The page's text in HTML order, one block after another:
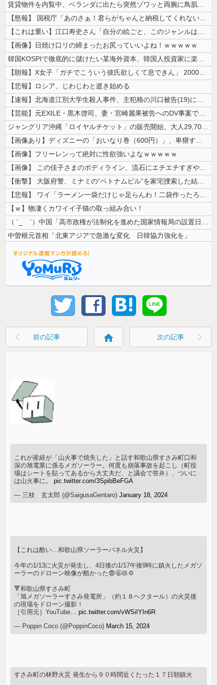
賃貸物件を内覧中、ベランダに出たら突然ゾワッと両腕に鳥肌が出た。「やっ...
【怒報】 国税庁「あのさぁ！君らがちゃんと納税してくれないとこうなっち...
【これは重い】江口寿史さん「自分の絵ごと、このジャンルはそろそろ終わり...
【画像】日焼け口リの締まったお尻っていいよね！ｗｗｗｗｗ
韓国KOSPIで徹底的に儲けたい某海外資本、韓国人投資家に楽観的すぎる...
【朗報】X女子「ガチでこういう彼氏欲しくて息できん」 2000万バズ
【悲報】ロシア、じわじわと逝き始める
【速報】北海道江別大学生殺人事件、主犯格の川口被告(19)に無期懲役の...
【芸能】元EXILE・黒木啓司、妻・宮崎麗果被告へのDV事案で逮捕され...
ジャングリア沖縄「ロイヤルチケット」の販売開始、大人29,700円にｗ...
【画像あり】ディズニーの「おいなり巻（600円）」、卑猥すぎて賛否両論...
【画像】フリーレンって絶対に性欲強いよなｗｗｗｗｗ
【画像】 この佳子さまのボディライン、流石にエチエチすぎやろ！
【衝撃】 大阪府警、ミナミの“ベトナムビル”を家宅捜索した結果・・・・...
【悲報】 ワイ「ラーメン一袋だけじゃ足らんわ！二袋作ったろ！」→結果ｗ...
【ｗ】物凄くカワイイ子猫の取っ組み合い！
（ ´_ゝ`）中国「高市政権が法制化を進めた国家情報局の設置日が7月3...
中曽根元首相「北東アジアで急激な変化 日韓協力強化を」
前の記事 home 次の記事
これが産経が「山火事で焼失した」と話す和歌山県すさみ町口和
深の旭電業に係るメガソーラー。何度も崩落事故を起こし（町役
場はシートを貼ってあるから大丈夫だ、と議会で答弁）、ついに
は山火事に。pic.twitter.com/3SpibBeFGA
— 三枝 玄太郎 (@SaigusaGentaro)January 18, 2024
【これは酷い…和歌山県ソーラーパネル火災】
今年の1/13に火災が発生し、4日後の1/17午後9時に鎮火したメガソ
ーラーのドローン映像が酷かった😨🤬💩💢
🔻和歌山県すさみ町
「旭メガソーラーすさみ発電所」（約１８ヘクタール）の火災後
の現場をドローン撮影！
［引用元］YouTube…pic.twitter.com/vWSiIYIn6R
— Poppin Coco (@PoppinCoco) March 15, 2024
すさみ町の林野火災 発生から９０時間近くたった１７日朝鎮火